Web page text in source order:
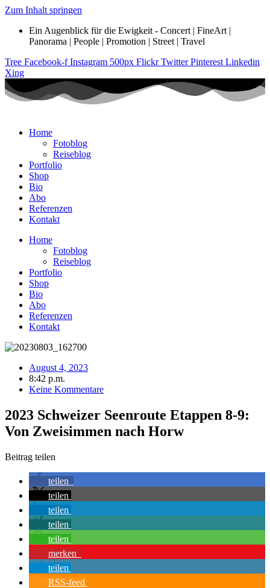
Zum Inhalt springen
Ein Augenblick für die Ewigkeit - Concert | FineArt |
Panorama | People | Promotion | Street | Travel
Tree Facebook-f Instagram 500px Flickr Twitter Pinterest Linkedin
Xing
Home
Fotoblog
Reiseblog
Portfolio
Shop
Bio
Abo
Referenzen
Kontakt
Home
Fotoblog
Reiseblog
Portfolio
Shop
Bio
Abo
Referenzen
Kontakt
August 4, 2023
8:42 p.m.
Keine Kommentare
2023 Schweizer Seenroute Etappen 8-9:
Von Zweisimmen nach Horw
Beitrag teilen
teilen
teilen
teilen
teilen
teilen
merken
teilen
RSS-feed